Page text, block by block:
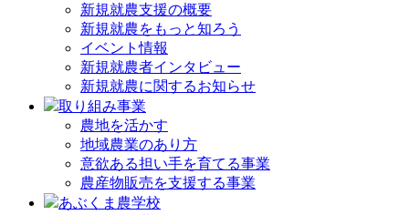
新規就農支援の概要
新規就農をもっと知ろう
イベント情報
新規就農者インタビュー
新規就農に関するお知らせ
取り組み事業
農地を活かす
地域農業のあり方
意欲ある担い手を育てる事業
農産物販売を支援する事業
あぶくま農学校